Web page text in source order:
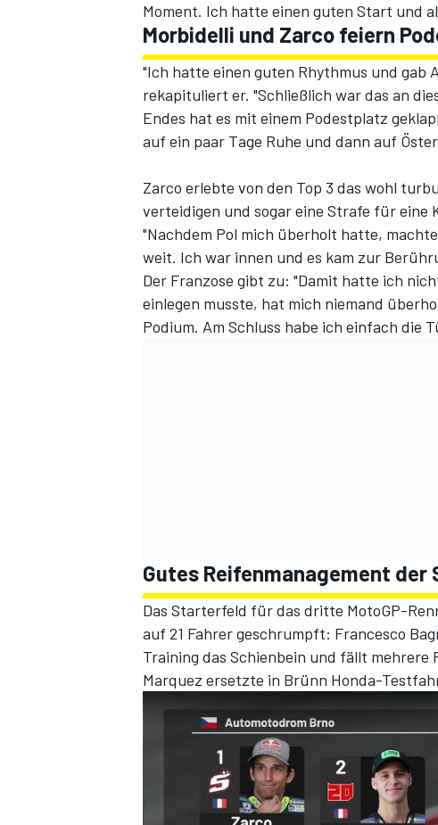
Moment. Ich hatte einen guten Start und
Morbidelli und Zarco feiern
"Ich hatte einen guten Rhythmus und gab
rekapituliert er. "Schließlich war das an
Endes hat es mit einem Podestplatz
auf ein paar Tage Ruhe und dann auf
Zarco erlebte von den Top 3 das wohl
verteidigen und sogar eine Strafe für eine
"Nachdem Pol mich überholt hatte,
weit. Ich war innen und es kam zur
Der Franzose gibt zu: "Damit hatte ich
einlegen musste, hat mich niemand
Podium. Am Schluss habe ich einfach die
Gutes Reifenmanagement der
Das Starterfeld für das dritte MotoGP-
auf 21 Fahrer geschrumpft: Francesco
Training das Schienbein und fällt mehrere
Marquez ersetzte in Brünn Honda-